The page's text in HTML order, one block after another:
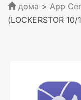
дома > App
(LOCKERSTOR